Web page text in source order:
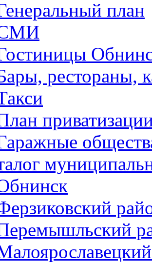
план
рестораны,